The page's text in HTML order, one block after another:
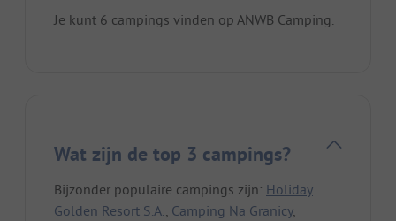
Je kunt 6 campings vinden op ANWB Camping.
Wat zijn de top 3 campings?
Bijzonder populaire campings zijn: Holiday
Golden Resort S.A., Camping Na Granicy,